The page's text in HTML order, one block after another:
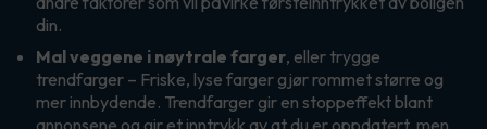
din.
Mal veggene i nøytrale farger, eller trygge
trendfarger – Friske, lyse farger gjør rommet større og
mer innbydende. Trendfarger gir en stoppeffekt blant